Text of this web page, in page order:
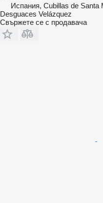
Испания, Cubillas de Santa
Desguaces Velázquez
Свържете се с продавача